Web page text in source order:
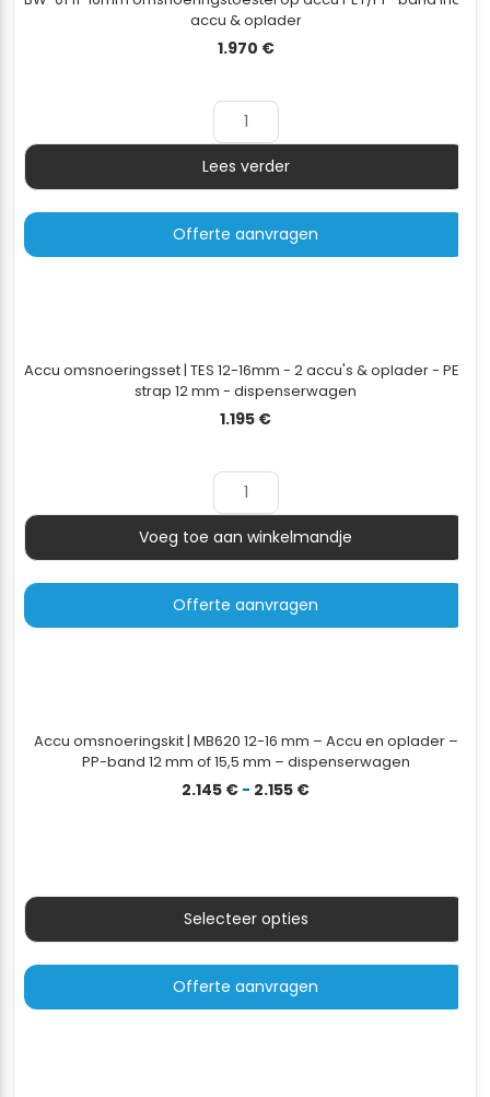
accu & oplader
1.970 €
Aantal
Lees verder
Offerte aanvragen
Accu omsnoeringsset | TES 12-16mm - 2 accu's & oplader - PET
strap 12 mm - dispenserwagen
1.195 €
Aantal
Voeg toe aan winkelmandje
Offerte aanvragen
Accu omsnoeringskit | MB620 12-16 mm – Accu en oplader –
PP-band 12 mm of 15,5 mm – dispenserwagen
2.145 € - 2.155 €Prijsklasse:
Selecteer opties
Offerte aanvragen